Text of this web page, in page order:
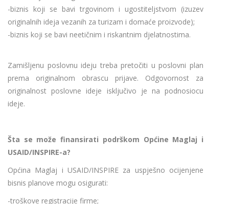
-biznis koji se bavi trgovinom i ugostiteljstvom (izuzev
originalnih ideja vezanih za turizam i domaće proizvode);
-biznis koji se bavi neetičnim i riskantnim djelatnostima.
Zamišljenu poslovnu ideju treba pretočiti u poslovni plan
prema originalnom obrascu prijave. Odgovornost za
originalnost poslovne ideje isključivo je na podnosiocu
ideje.
Šta se može finansirati podrškom Općine Maglaj i
USAID/INSPIRE-a?
Općina Maglaj i USAID/INSPIRE za uspješno ocijenjene
bisnis planove mogu osigurati:
-troškove registracije firme;